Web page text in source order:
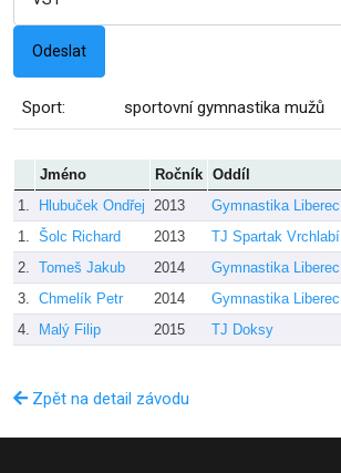
Sport: sportovní gymnastika mužů
Jméno Ročník Oddíl
1.
Hlubuček Ondřej 2013 Gymnastika Liberec
1. Šolc Richard 2013 TJ Spartak Vrchlabí
2. Tomeš Jakub 2014 Gymnastika Liberec
3. Chmelík Petr 2014 Gymnastika Liberec
4.
Malý Filip 2015 TJ Doksy
Zpět na detail závodu